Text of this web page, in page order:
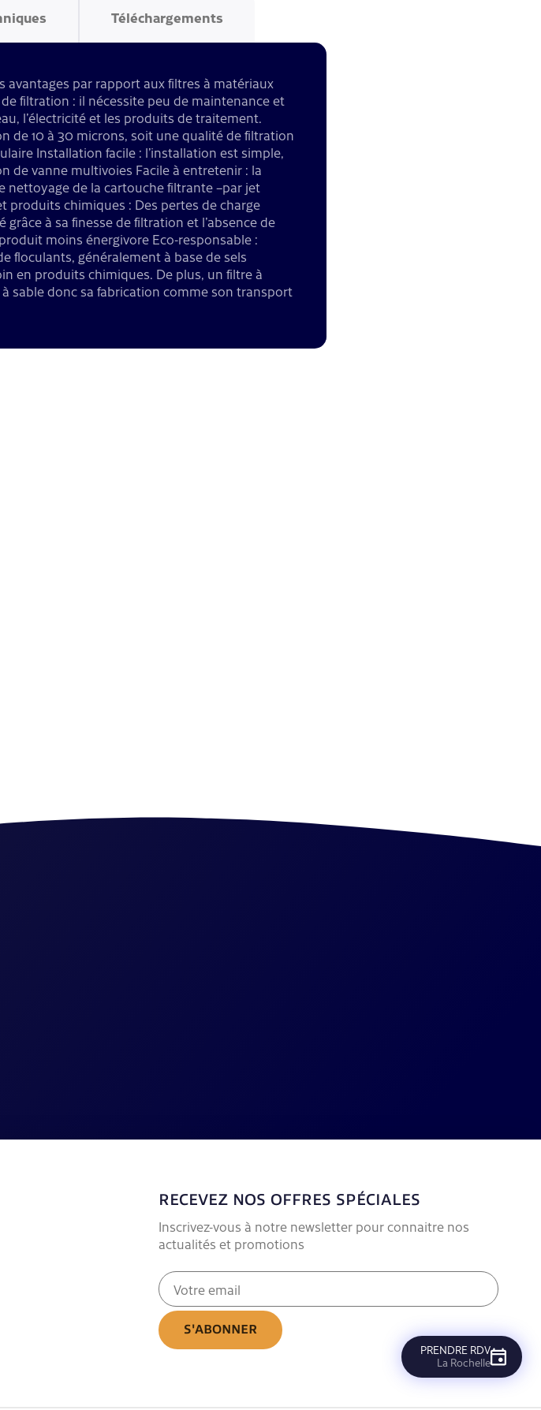
Téléchargements
avantages par rapport aux filtres à matériaux
filtration : il nécessite peu de maintenance et
l’électricité et les produits de traitement.
de 10 à 30 microns, soit une qualité de filtration
Installation facile : l’installation est simple,
de vanne multivoies Facile à entretenir : la
nettoyage de la cartouche filtrante –par jet
produits chimiques : Des pertes de charge
à sa finesse de filtration et l’absence de
moins énergivore Eco-responsable :
floculants, généralement à base de sels
en produits chimiques. De plus, un filtre à
sable donc sa fabrication comme son transport
RECEVEZ NOS OFFRES SPÉCIALES
Inscrivez-vous à notre newsletter pour connaitre nos
actualités et promotions
E-
mail
(Nécessaire)
PRENDRE RDV
La Rochelle